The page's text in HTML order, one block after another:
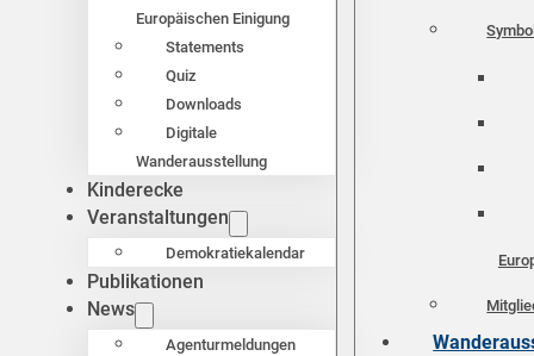
Europäischen Einigung
Statements
Quiz
Downloads
Digitale
Wanderausstellung
Kinderecke
Veranstaltungen
Demokratiekalendar
Publikationen
News
Agenturmeldungen